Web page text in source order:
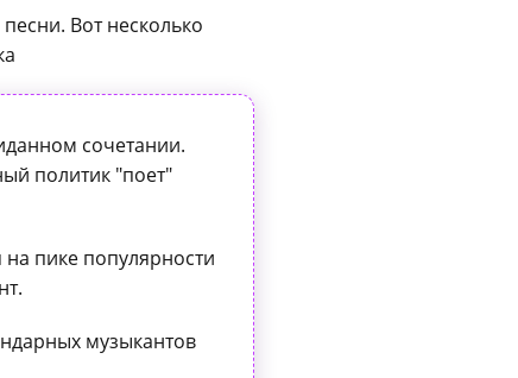
Вот несколько
сочетании.
политик "поет"
на пике популярности
музыкантов